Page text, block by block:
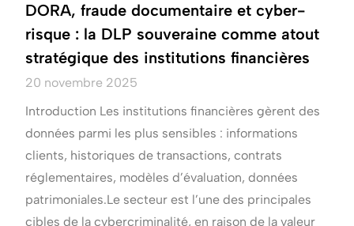
DORA, fraude documentaire et cyber-
risque : la DLP souveraine comme atout
stratégique des institutions financières
20 novembre 2025
Introduction Les institutions financières gèrent des
données parmi les plus sensibles : informations
clients, historiques de transactions, contrats
réglementaires, modèles d’évaluation, données
patrimoniales.Le secteur est l’une des principales
cibles de la cybercriminalité, en raison de la valeur